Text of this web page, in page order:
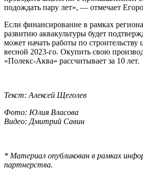
подождать пару лет», — отмечает
Если финансирование в рамках
развитию аквакультуры будет
может начать работы по строительству
весной 2023-го. Окупить свою
«Полекс-Аква» рассчитывает за 10 лет.
Текст: Алексей Щеголев
Фото: Юлия Власова
Видео: Дмитрий Савин
* Материал опубликован в рамках
партнерства.